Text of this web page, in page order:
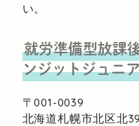
い。
就労準備型放課
ンジットジュニ
〒001-0039
北海道札幌市北区北